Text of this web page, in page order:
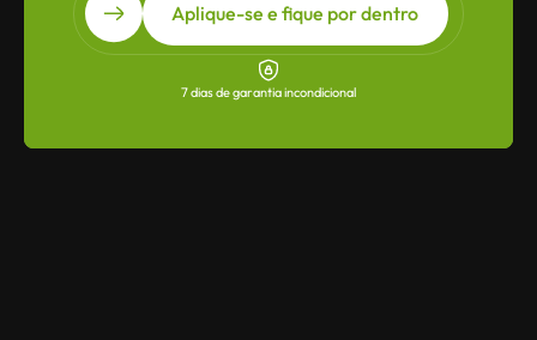
Aplique-se e fique por dentro
7 dias de garantia incondicional